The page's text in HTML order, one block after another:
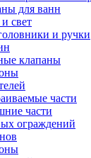
для ванн
свет
и ручки
клапаны
части
части
ограждений